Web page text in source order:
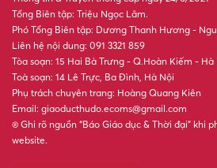
Tổng Biên tập: Triệu Ngọc Lâm.
Phó Tổng Biên tập: Dương Thanh Hương -
Liên hệ nội dung: 091 3321 859
Tòa soạn: 15 Hai Bà Trưng - Q.Hoàn Kiếm - Hà
Toà soạn: 14 Lê Trực, Ba Đình, Hà Nội
Phụ trách chuyên trang: Hoàng Quang Kiên
Email: giaoducthudo.ecoms@gmail.com
® Ghi rõ nguồn “Báo Giáo dục & Thời đại” khi
website.